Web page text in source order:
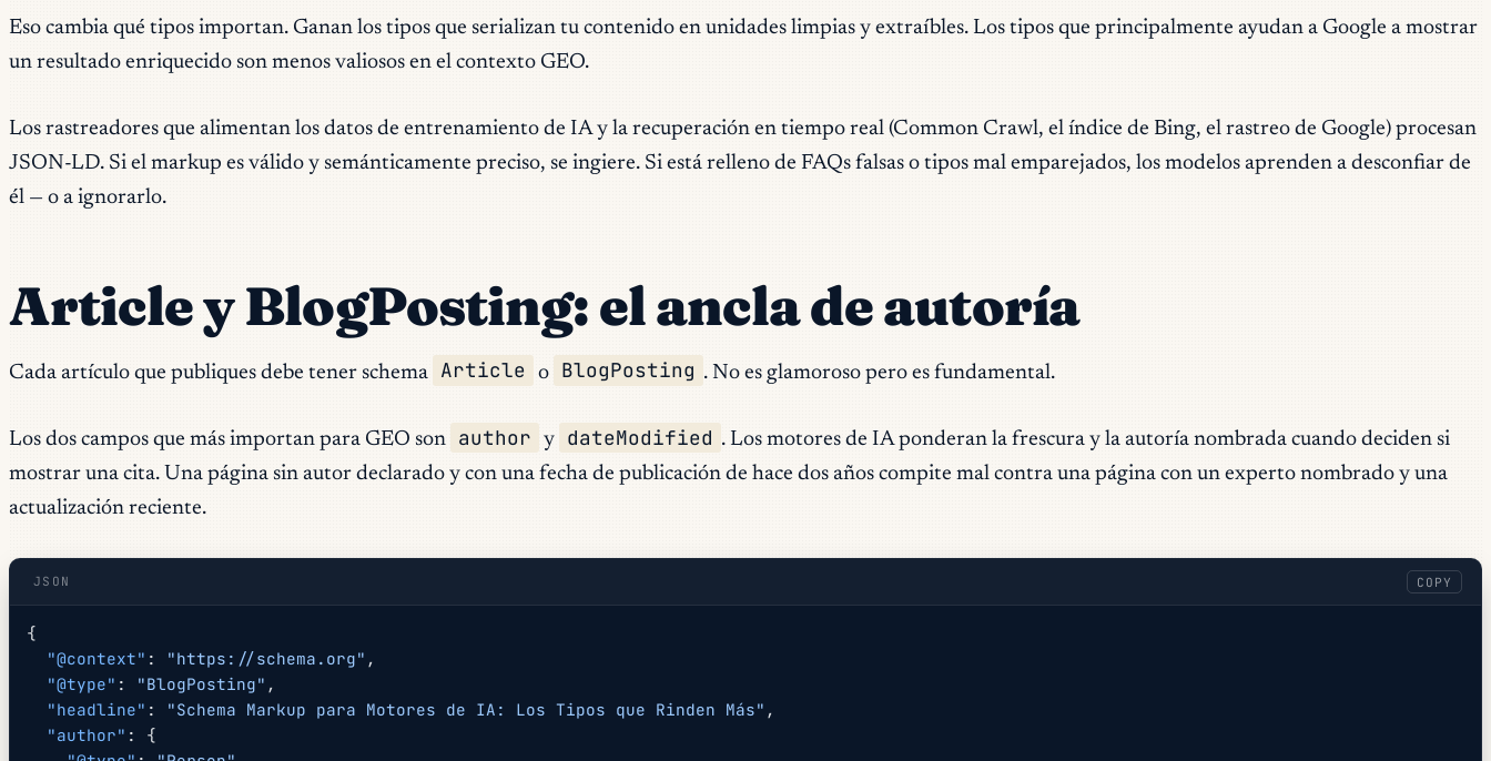
Eso cambia qué tipos importan. Ganan los tipos que serializan tu contenido en unidades limpias y extraíbles. Los tipos que principalmente ayudan a Google a mostrar
un resultado enriquecido son menos valiosos en el contexto GEO.
Los rastreadores que alimentan los datos de entrenamiento de IA y la recuperación en tiempo real (Common Crawl, el índice de Bing, el rastreo de Google) procesan
JSON-LD. Si el markup es válido y semánticamente preciso, se ingiere. Si está relleno de FAQs falsas o tipos mal emparejados, los modelos aprenden a desconfiar de
él — o a ignorarlo.
Article y BlogPosting: el ancla de autoría
Cada artículo que publiques debe tener schema Article o BlogPosting . No es glamoroso pero es fundamental.
Los dos campos que más importan para GEO son author y dateModified . Los motores de IA ponderan la frescura y la autoría nombrada cuando deciden si
mostrar una cita. Una página sin autor declarado y con una fecha de publicación de hace dos años compite mal contra una página con un experto nombrado y una
actualización reciente.
JSON COPY
{
  "@context"
: "https://schema.org" ,
  "@type"
: "BlogPosting" ,
  "headline"
: "Schema Markup para Motores de IA: Los Tipos que Rinden Más" ,
  "author"
: {